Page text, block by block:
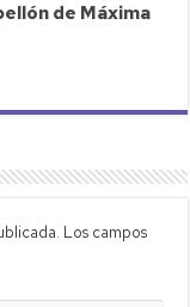
de Máxima
Los campos